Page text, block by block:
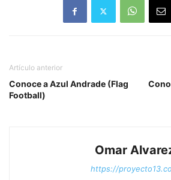
Artículo anterior
Conoce a Azul Andrade (Flag
Football)
Omar
https://